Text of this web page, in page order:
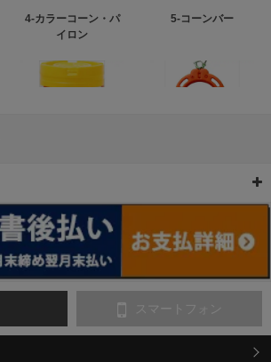
4-カラーコーン・パ
イロン
5-コーンバー
ンス
スマートフォン